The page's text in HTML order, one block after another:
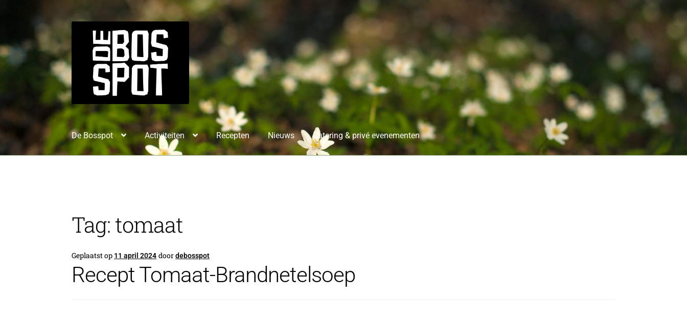
De Bosspot Activiteiten Recepten Nieuws Catering & privé evenementen
Tag: tomaat
Geplaatst op 11 april 2024 doordebosspot
Recept Tomaat-Brandnetelsoep